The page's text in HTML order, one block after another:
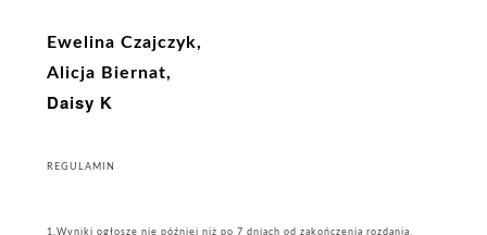
Ewelina Czajczyk,
Alicja Biernat,
Daisy K
REGULAMIN
1.Wyniki ogłoszę nie później niż po 7 dniach od zakończenia rozdania.